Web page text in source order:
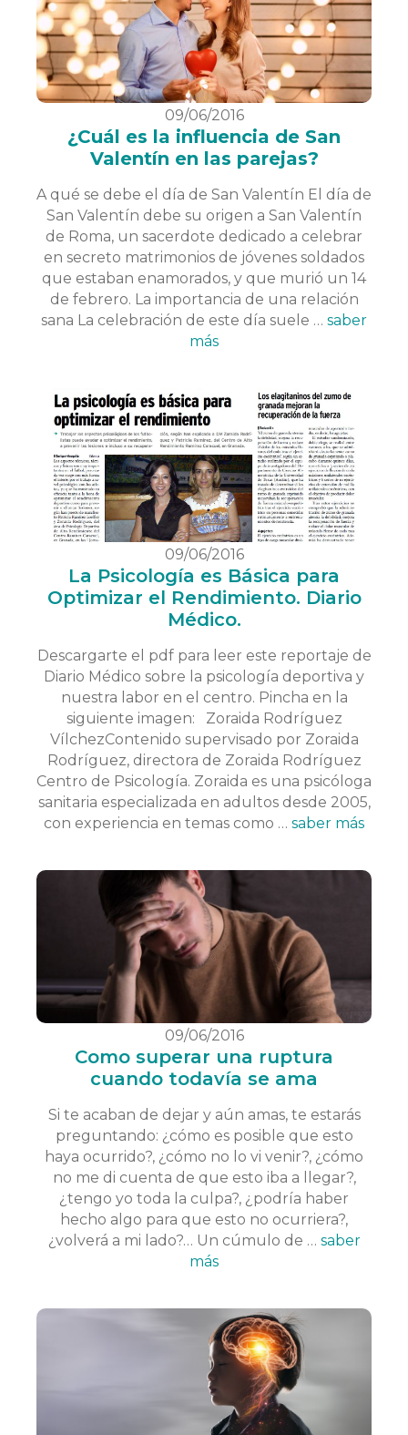
09/06/2016
¿Cuál es la influencia de San
Valentín en las parejas?
A qué se debe el día de San Valentín El día de
San Valentín debe su origen a San Valentín
de Roma, un sacerdote dedicado a celebrar
en secreto matrimonios de jóvenes soldados
que estaban enamorados, y que murió un 14
de febrero. La importancia de una relación
sana La celebración de este día suele … saber
más
09/06/2016
La Psicología es Básica para
Optimizar el Rendimiento. Diario
Médico.
Descargarte el pdf para leer este reportaje de
Diario Médico sobre la psicología deportiva y
nuestra labor en el centro. Pincha en la
siguiente imagen: Zoraida Rodríguez
VílchezContenido supervisado por Zoraida
Rodríguez, directora de Zoraida Rodríguez
Centro de Psicología. Zoraida es una psicóloga
sanitaria especializada en adultos desde 2005,
con experiencia en temas como … saber más
09/06/2016
Como superar una ruptura
cuando todavía se ama
Si te acaban de dejar y aún amas, te estarás
preguntando: ¿cómo es posible que esto
haya ocurrido?, ¿cómo no lo vi venir?, ¿cómo
no me di cuenta de que esto iba a llegar?,
¿tengo yo toda la culpa?, ¿podría haber
hecho algo para que esto no ocurriera?,
¿volverá a mi lado?… Un cúmulo de … saber
más